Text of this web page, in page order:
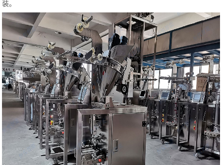
装。